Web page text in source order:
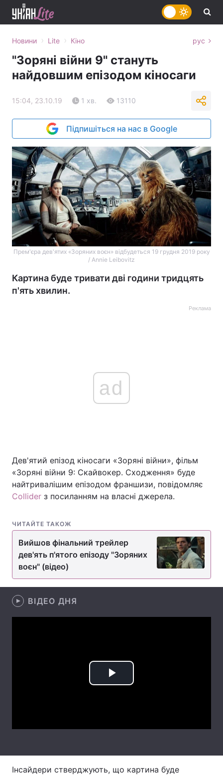
Головна Війна
Економіка Світ
Спорт Наука
Техно і зв'язок Лайт
Зброя
Регіони
Новини › Lite › Кіно рус
"Зоряні війни 9" стануть
найдовшим епізодом кіносаги
15:04, 23.10.19 1 хв. 13110
Підпишіться на нас в Google
Прем'єра дев'ятих «Зоряних воєн» відбудеться 19 грудня 2019 року
/ Annie Leibovitz
Картина буде тривати дві години тридцять
п'ять хвилин.
Реклама
ad
Дев'ятий епізод кіносаги «Зоряні війни», фільм
«Зоряні війни 9: Скайвокер. Сходження» буде
найтривалішим епізодом франшизи, повідомляє
Collider з посиланням на власні джерела.
ЧИТАЙТЕ ТАКОЖ
Вийшов фінальний трейлер
дев'ять п'ятого епізоду "Зоряних
воєн" (відео)
ВІДЕО ДНЯ
Play
Інсайдери стверджують, що картина буде